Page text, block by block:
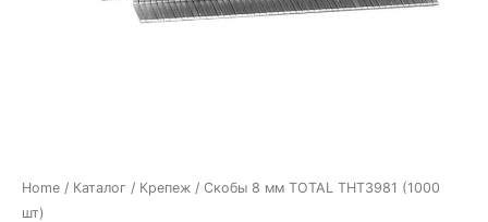
Home / Каталог / Крепеж / Скобы 8 мм TOTAL THT3981 (1000
шт)